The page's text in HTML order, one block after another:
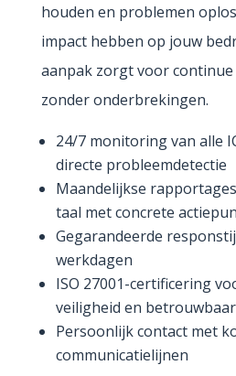
houden en problemen
impact hebben op jouw
aanpak zorgt voor
zonder onderbrekingen.
24/7 monitoring van alle
directe probleemdetectie
Maandelijkse
taal met concrete
Gegarandeerde
werkdagen
ISO 27001-certificering
veiligheid en
Persoonlijk contact met
communicatielijnen